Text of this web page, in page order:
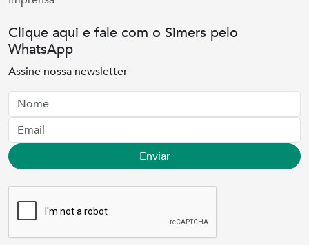
Clique aqui e fale com o Simers pelo
WhatsApp
Assine nossa newsletter
Nome
Email
Enviar